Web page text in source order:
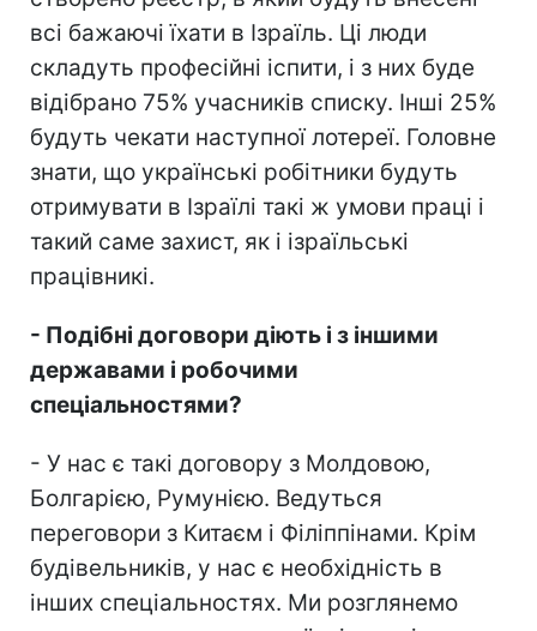
всі бажаючі їхати в Ізраїль. Ці люди
складуть професійні іспити, і з них буде
відібрано 75% учасників списку. Інші 25%
будуть чекати наступної лотереї. Головне
знати, що українські робітники будуть
отримувати в Ізраїлі такі ж умови праці і
такий саме захист, як і ізраїльські
працівникі.
- Подібні договори діють і з іншими
державами і робочими
спеціальностями?
- У нас є такі договору з Молдовою,
Болгарією, Румунією. Ведуться
переговори з Китаєм і Філіппінами. Крім
будівельників, у нас є необхідність в
інших спеціальностях. Ми розглянемо